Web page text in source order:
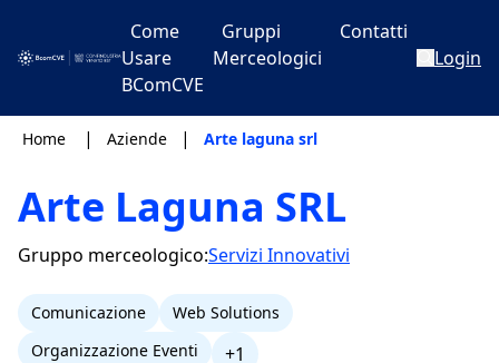
Come
Usare
BComCVE
Gruppi
Merceologici
Contatti
Login
Home | Aziende | Arte laguna srl
Arte Laguna SRL
Gruppo merceologico:Servizi Innovativi
Comunicazione
Web Solutions
Organizzazione Eventi
+1